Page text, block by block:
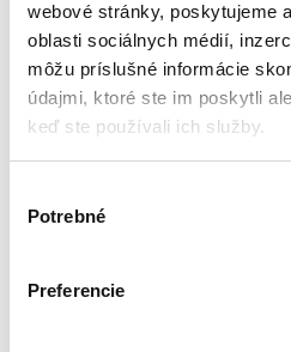
webové stránky, poskytujeme
oblasti sociálnych médií,
môžu príslušné informácie
údajmi, ktoré ste im poskytli
keď ste používali ich služby.
súhlasu
Potrebné
Preferencie